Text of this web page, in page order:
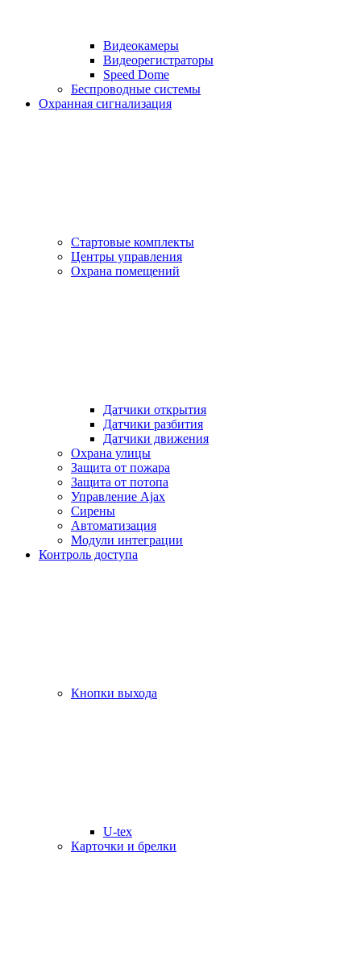
Видеокамеры
Видеорегистраторы
Speed Dome
Беспроводные системы
Охранная сигнализация
Стартовые комплекты
Центры управления
Охрана помещений
Датчики открытия
Датчики разбития
Датчики движения
Охрана улицы
Защита от пожара
Защита от потопа
Управление Ajax
Сирены
Автоматизация
Модули интеграции
Контроль доступа
Кнопки выхода
U-tex
Карточки и брелки